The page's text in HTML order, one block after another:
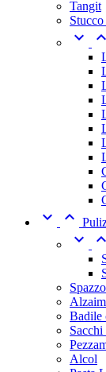
Tangit
 
 
 
Badile
Sacchi
Alcol